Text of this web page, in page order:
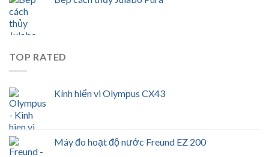
TOP RATED
Kính hiển vi Olympus CX43
Máy đo hoạt độ nước Freund EZ 200